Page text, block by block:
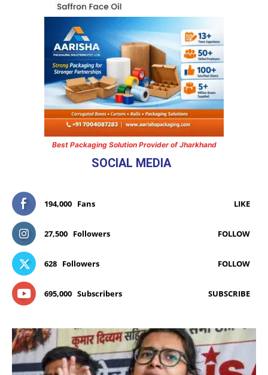
Best Packaging Solution Provider of Jharkhand
SOCIAL MEDIA
194,000 Fans LIKE
27,500 Followers FOLLOW
628 Followers FOLLOW
695,000 Subscribers SUBSCRIBE